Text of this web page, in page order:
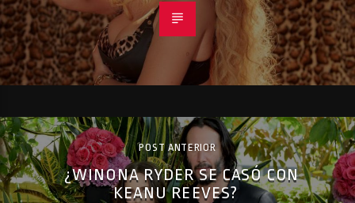
POST ANTERIOR
¿WINONA RYDER SE CASÓ CON
KEANU REEVES?